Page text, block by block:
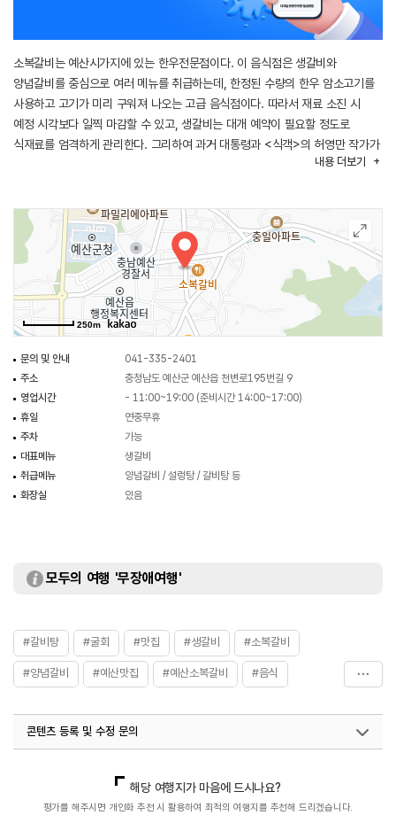
소복갈비는 예산시가지에 있는 한우전문점이다. 이 음식점은 생갈비와
양념갈비를 중심으로 여러 메뉴를 취급하는데, 한정된 수량의 한우 암소고기를
사용하고 고기가 미리 구워져 나오는 고급 음식점이다. 따라서 재료 소진 시
예정 시각보다 일찍 마감할 수 있고, 생갈비는 대개 예약이 필요할 정도로
식재료를 엄격하게 관리한다. 그리하여 과거 대통령과 <식객>의 허영만 작가가
찾았고 여러 방송 매체에 등장할 만큼 이름나 있다. 또한 겨울에 나오는 굴회,
룸과 홀이 모두 갖춰져 있어 인원과 취향에 따라 편리하고 안락하게 식사를 즐길
수 있다.
주변에는 예산국밥거리, 예산시장, 예당저수지(예당관광지), 덕봉산 등이 있어
연계하여 관광할 수 있다.
내용 더보기
250m
문의 및 안내
041-335-2401
주소
충청남도 예산군 예산읍 천변로195번길 9
영업시간
- 11:00~19:00 (준비시간 14:00~17:00)
휴일
연중무휴
주차
가능
대표메뉴
생갈비
취급메뉴
양념갈비 / 설렁탕 / 갈비탕 등
화장실
있음
모두의 여행 '무장애여행'
#갈비탕 #굴회 #맛집 #생갈비 #소복갈비
#양념갈비 #예산맛집 #예산소복갈비 #음식
콘텐츠 등록 및 수정 문의
해당 여행지가 마음에 드시나요?
평가를 해주시면 개인화 추천 시 활용하여 최적의 여행지를 추천해 드리겠습니다.